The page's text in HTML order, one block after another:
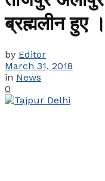
ब्रह्मलीन हुए ।
by Editor
March 31, 2018
in News
0